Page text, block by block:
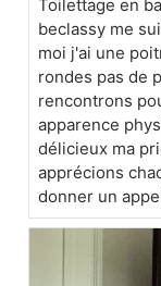
Toilettage en
beclassy me
moi j'ai une
rondes pas de
rencontrons
apparence
délicieux ma
apprécions
donner un